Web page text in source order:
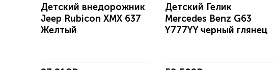
Детский внедорожник
Jeep Rubicon ХМХ 637
Желтый
Детский Гелик
Mercedes Benz G63
Y777YY черный глянец